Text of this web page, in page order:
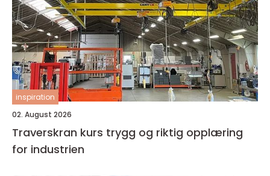
inspiration
02. August 2026
Traverskran kurs trygg og riktig opplæring
for industrien